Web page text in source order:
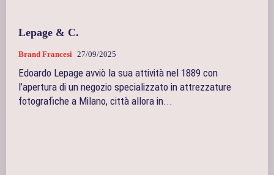
Lepage & C.
Brand Francesi 27/09/2025
Edoardo Lepage avviò la sua attività nel 1889 con
l’apertura di un negozio specializzato in attrezzature
fotografiche a Milano, città allora in...